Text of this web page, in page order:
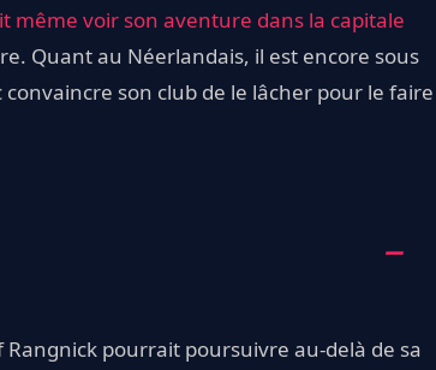
même voir son aventure dans la capitale
Quant au Néerlandais, il est encore sous
convaincre son club de le lâcher pour le faire
Rangnick pourrait poursuivre au-delà de sa